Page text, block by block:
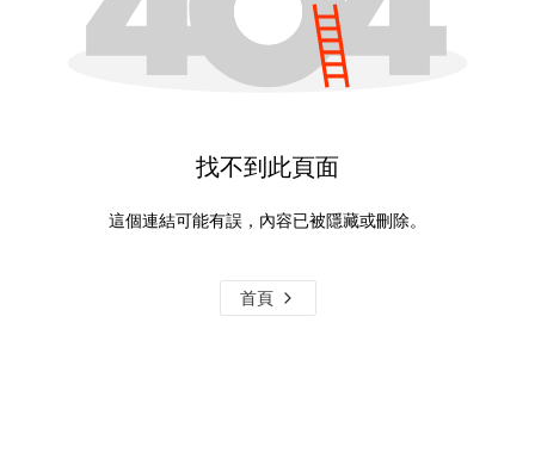
找不到此頁面
這個連結可能有誤，內容已被隱藏或刪除。
首頁